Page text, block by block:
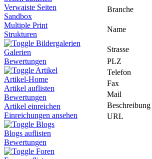
Verwaiste Seiten
Sandbox
Multiple Print
Strukturen
Bildergalerien
Galerien
Bewertungen
Artikel
Artikel-Home
Artikel auflisten
Bewertungen
Artikel einreichen
Einreichungen ansehen
Blogs
Blogs auflisten
Bewertungen
Foren
Branche
Name
Strasse
PLZ
Telefon
Fax
Mail
Beschreibung
URL